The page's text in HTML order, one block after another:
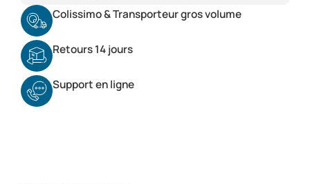
Colissimo & Transporteur gros volume
Retours 14 jours
Support en ligne